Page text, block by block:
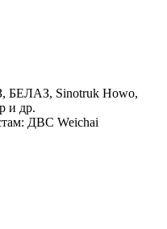
Sinotruk Howo,
и др.
ДВС Weichai